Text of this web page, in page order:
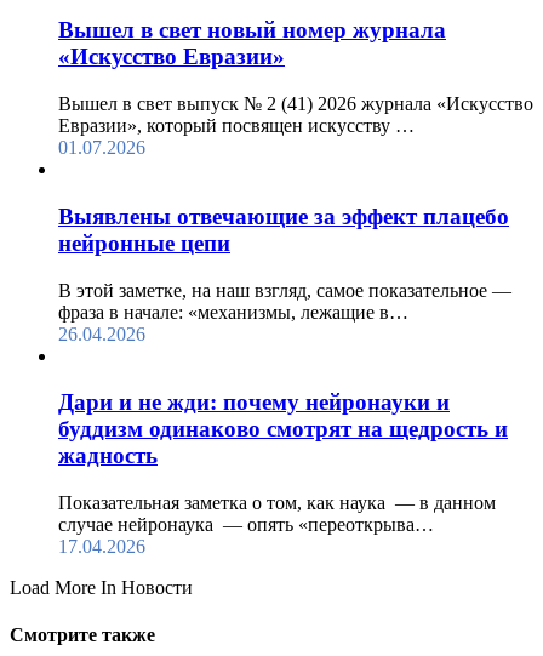
Вышел в свет новый номер журнала
«Искусство Евразии»
Вышел в свет выпуск № 2 (41) 2026 журнала «Искусство
Евразии», который посвящен искусству …
01.07.2026
Выявлены отвечающие за эффект плацебо
нейронные цепи
В этой заметке, на наш взгляд, самое показательное —
фраза в начале: «механизмы, лежащие в…
26.04.2026
Дари и не жди: почему нейронауки и
буддизм одинаково смотрят на щедрость и
жадность
Показательная заметка о том, как наука — в данном
случае нейронаука — опять «переоткрыва…
17.04.2026
Load More In Новости
Смотрите также